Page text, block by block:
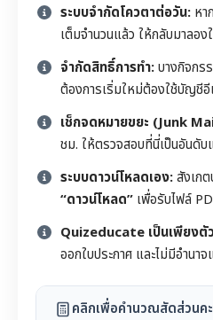
ระบบจำกัดโควตาต่อวัน: หา
เต็มจำนวนแล้ว ให้กลับมาลอง
จำกัดสิทธิ์การทำ:บางกิจกร
ต้องการเริ่มใหม่ต้องใช้บัญชีอี
เช็กจดหมายขยะ (Junk
ชม. ให้ตรวจสอบที่นี่เป็นอันดับ
ระบบดาวน์โหลดเอง:สังเก
“ดาวน์โหลด” เพื่อรับไฟล์
Quizeducate เป็นเพียงตั
ออกใบประกาศ และไม่มีอำนา
คลิกเพื่อคำนวณสัดส่วนค